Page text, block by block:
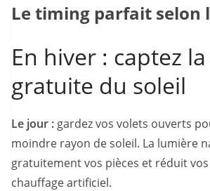
Le timing parfait selon
En hiver : captez
gratuite du soleil
Le jour : gardez vos volets ouverts
moindre rayon de soleil. La lumière
gratuitement vos pièces et réduit
chauffage artificiel.